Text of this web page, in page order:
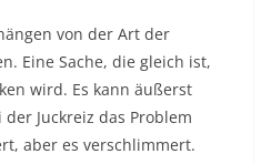
von der Art der
Eine Sache, die gleich ist,
wird. Es kann äußerst
Juckreiz das Problem
aber es verschlimmert.